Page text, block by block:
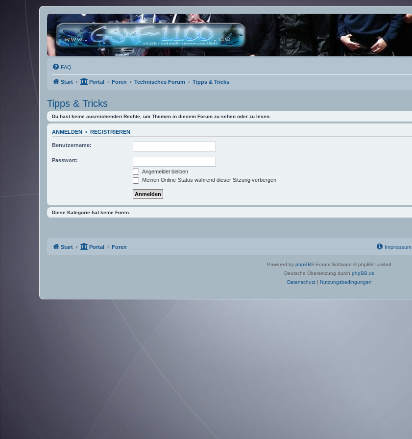
FAQ
Start Portal Foren Technisches Forum Tipps & Tricks
Tipps & Tricks
Du hast keine ausreichenden Rechte, um Themen in diesem Forum zu sehen oder zu lesen.
ANMELDEN • REGISTRIEREN
Benutzername:
Passwort:
Angemeldet bleiben
Meinen Online-Status während dieser Sitzung verbergen
Diese Kategorie hat keine Foren.
Start Portal Foren Impressum
Powered by phpBB® Forum Software © phpBB Limited
Deutsche Übersetzung durch phpBB.de
Datenschutz| Nutzungsbedingungen